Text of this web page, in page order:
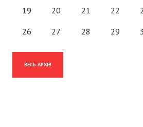
19 20 21 22
26 27 28 29
ВЕСЬ АРХІВ